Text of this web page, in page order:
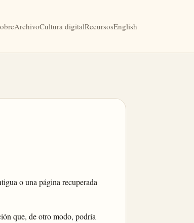
ArchivoCultura digitalRecursosEnglish
o una página recuperada
que, de otro modo, podría